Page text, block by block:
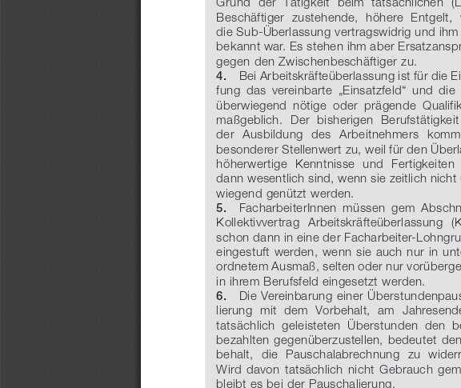
Beschäftiger  zustehende,  höhere  Entgelt,
die Sub-Überlassung vertragswidrig und
bekannt war. Es stehen ihm aber
gegen den Zwischenbeschäftiger zu.
4.
Bei Arbeitskräfteüberlassung ist für die
fung  das  vereinbarte  „Einsatzfeld“  und  die
überwiegend  nötige  oder  prägende
maßgeblich.  Der  bisherigen
der  Ausbildung  des  Arbeitnehmers
besonderer Stellenwert zu, weil für den
höherwertige  Kenntnisse  und  Fertigkeiten
dann wesentlich sind, wenn sie zeitlich nicht
wiegend genützt werden.
5.
FacharbeiterInnen  müssen  gem
Kollektivvertrag   Arbeitskräfteüberlassung
schon dann in eine der Facharbeiter-
eingestuft werden, wenn sie auch nur in
ordnetem Ausmaß, selten oder nur
in ihrem Berufsfeld eingesetzt werden.
6.
Die Vereinbarung einer
lierung  mit  dem  Vorbehalt,  am
tatsächlich  geleisteten  Überstunden  den
bezahlten  gegenüberzustellen,  bedeutet
behalt,  die  Pauschalabrechnung  zu
Wird  davon  tatsächlich  nicht  Gebrauch
bleibt es bei der Pauschalierung.